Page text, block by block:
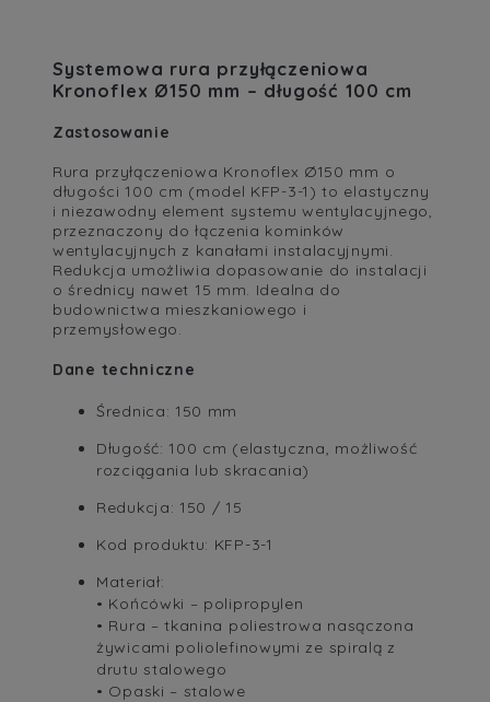
Systemowa rura przyłączeniowa
Kronoflex Ø150 mm – długość 100 cm
Zastosowanie
Rura przyłączeniowa Kronoflex Ø150 mm o
długości 100 cm (model KFP-3-1) to elastyczny
i niezawodny element systemu wentylacyjnego,
przeznaczony do łączenia kominków
wentylacyjnych z kanałami instalacyjnymi.
Redukcja umożliwia dopasowanie do instalacji
o średnicy nawet 15 mm. Idealna do
budownictwa mieszkaniowego i
przemysłowego.
Dane techniczne
Średnica: 150 mm
Długość: 100 cm (elastyczna, możliwość
rozciągania lub skracania)
Redukcja: 150 / 15
Kod produktu: KFP-3-1
Materiał:
• Końcówki – polipropylen
• Rura – tkanina poliestrowa nasączona
żywicami poliolefinowymi ze spiralą z
drutu stalowego
• Opaski – stalowe